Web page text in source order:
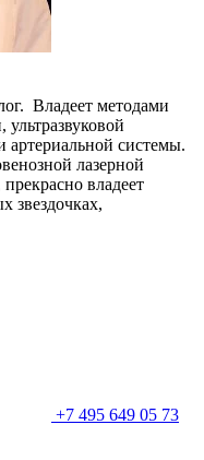
Владеет методами
артериальной системы.
лазерной
владеет
звездочках,
+7 495 649 05 73